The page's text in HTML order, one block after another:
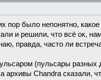
было непонятно,
и решили, что всё ок,
правда, часто ли
(пульсары разных
Chandra сказали,